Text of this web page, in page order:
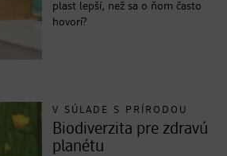
plast lepší, než sa o ňom často
hovorí?
V SÚLADE S PRÍRODOU
Biodiverzita pre zdravú
planétu